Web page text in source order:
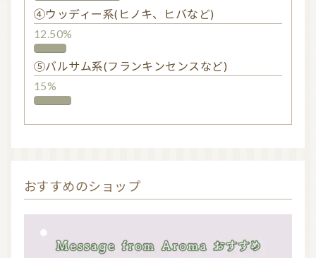
④ウッディー系(ヒノキ、ヒバなど)
12.50%
⑤バルサム系(フランキンセンスなど)
15%
おすすめのショップ